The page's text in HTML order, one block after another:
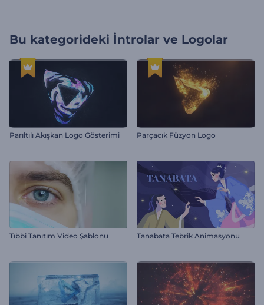
Bu kategorideki İntrolar ve Logolar
Parıltılı Akışkan Logo Gösterimi Parçacık Füzyon Logo
Tıbbi Tanıtım Video Şablonu Tanabata Tebrik Animasyonu